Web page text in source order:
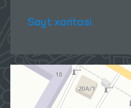
Sayt xaritasi